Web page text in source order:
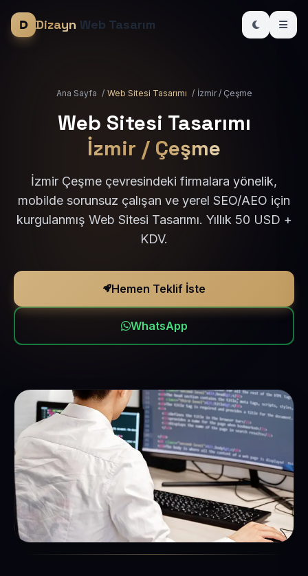
Dizayn Web Tasarım
Ana Sayfa / Web Sitesi Tasarımı / İzmir / Çeşme
Web Sitesi Tasarımı
İzmir / Çeşme
İzmir Çeşme çevresindeki firmalara yönelik,
mobilde sorunsuz çalışan ve yerel SEO/AEO için
kurgulanmış Web Sitesi Tasarımı. Yıllık 50 USD +
KDV.
Hemen Teklif İste
WhatsApp